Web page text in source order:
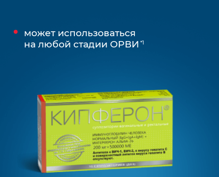
может использоваться
на любой стадии ОРВИ *1
Материал предназначен только
Вы являетесь специалистом
здравоохранения?
Да Нет